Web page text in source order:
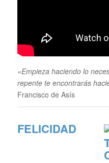
«Empieza haciendo lo
repente te encontrarás
Francisco de Asís
FELICIDAD